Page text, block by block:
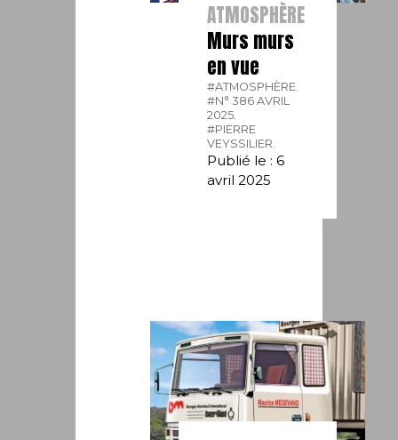
ATMOSPHÈRE
Murs murs
en vue
#ATMOSPHÈRE.
#N° 386 AVRIL
2025.
#PIERRE
VEYSSILIER.
Publié le : 6
avril 2025